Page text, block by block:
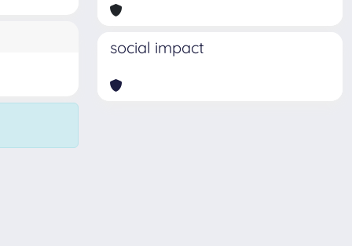
social impact